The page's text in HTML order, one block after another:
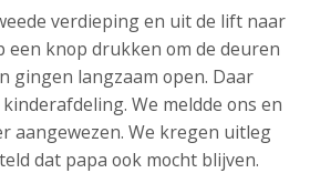
verdieping en uit de lift naar
een knop drukken om de deuren
gingen langzaam open. Daar
We meldde ons en
aangewezen. We kregen uitleg
dat papa ook mocht blijven.